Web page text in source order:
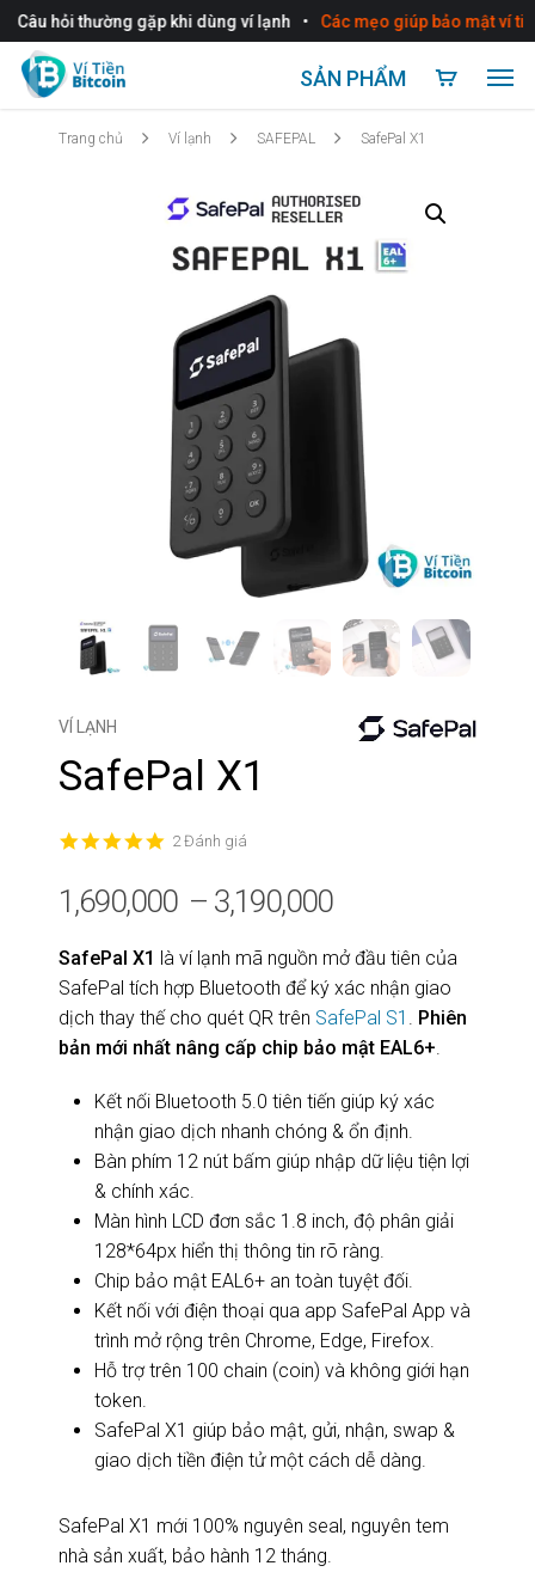
hỏi thường gặp khi dùng ví lạnh • Các mẹo giúp bảo mật ví tiền
SẢN PHẨM
Trang chủ Ví lạnh SAFEPAL SafePal X1
VÍ LẠNH
SafePal X1
5.0
2 Đánh giá
1,690,000 – 3,190,000
SafePal X1
là ví lạnh mã nguồn mở đầu tiên của
SafePal tích hợp Bluetooth để ký xác nhận giao
dịch thay thế cho quét QR trên SafePal S1 . Phiên
bản mới nhất nâng cấp chip bảo mật EAL6+.
Kết nối Bluetooth 5.0 tiên tiến giúp ký xác
nhận giao dịch nhanh chóng & ổn định.
Bàn phím 12 nút bấm giúp nhập dữ liệu tiện lợi
& chính xác.
Màn hình LCD đơn sắc 1.8 inch, độ phân giải
128*64px hiển thị thông tin rõ ràng.
Chip bảo mật EAL6+ an toàn tuyệt đối.
Kết nối với điện thoại qua app SafePal App và
trình mở rộng trên Chrome, Edge, Firefox.
Hỗ trợ trên 100 chain (coin) và không giới hạn
token.
SafePal X1 giúp bảo mật, gửi, nhận, swap &
giao dịch tiền điện tử một cách dễ dàng.
SafePal X1 mới 100% nguyên seal, nguyên tem
nhà sản xuất, bảo hành 12 tháng.